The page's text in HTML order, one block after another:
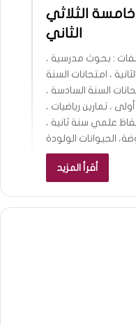
الثلاثي
الثاني
: بحوث مدرسية ،
، امتحانات السنة
السنة السادسة ،
، تمارين رياضيات ،
سنة 3 ابتدائي ، إيقاظ علمي سنة ثانية ،
أقرأ المزيد